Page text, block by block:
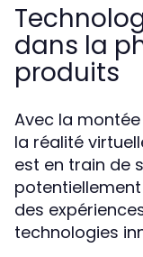
dans la
produits
Avec la
la réalité
est en train de
des
technologies